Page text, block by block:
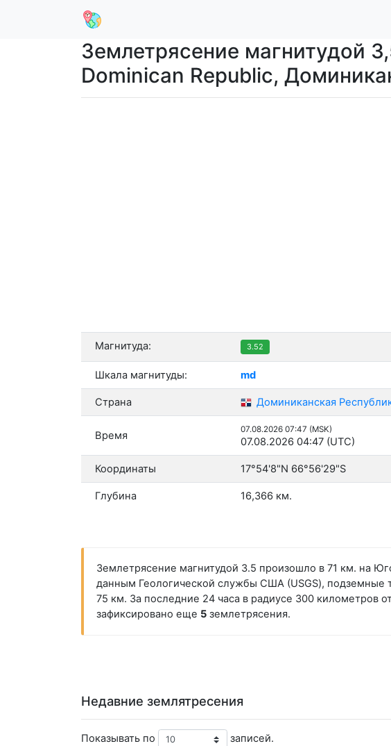
Землетрясение магнитудой
Dominican Republic,
Магнитуда: 3.52
Шкала магнитуды: md
Страна Доминиканская
Время 07.08.2026 07:47 (MSK)
07.08.2026 04:47 (UTC)
Координаты 17°54'8"N 66°56'29"S
Глубина 16,366 км.
Землетрясение магнитудой 3.5 произошло в 71 км. на
данным Геологической службы США (USGS), подземные
75 км. За последние 24 часа в радиусе 300 километров
зафиксировано еще 5землетрясения.
Недавние землятресения
Показывать по записей.